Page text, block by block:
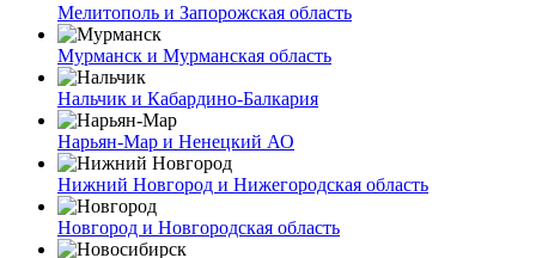
Мелитополь и Запорожская область
Мурманск и Мурманская область
Нальчик и Кабардино-Балкария
Нарьян-Мар и Ненецкий АО
Нижний Новгород и Нижегородская область
Новгород и Новгородская область